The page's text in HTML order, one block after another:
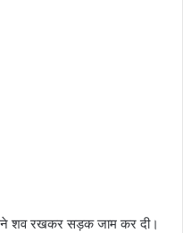
शव रखकर सड़क जाम कर दी।